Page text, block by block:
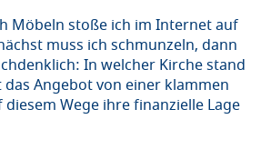
Möbeln stoße ich im Internet auf
muss ich schmunzeln, dann
In welcher Kirche stand
das Angebot von einer klammen
diesem Wege ihre finanzielle Lage